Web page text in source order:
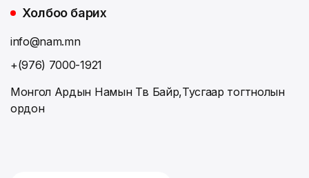
Холбоо барих
info@nam.mn
+(976) 7000-1921
Монгол Ардын Намын Төв Байр,Тусгаар тогтнолын
ордон